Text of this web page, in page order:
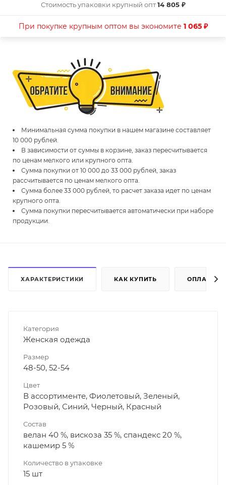
Стоимость упаковки крупный опт14 805 ₽
При покупке крупным оптом вы экономите 1 065 ₽
Минимальная сумма покупки в нашем магазине составляет
10 000 рублей.
В зависимости от суммы в корзине, заказ пересчитывается
по ценам мелкого или крупного опта.
Сумма покупки от 10 000 до 33 000 рублей, заказ
рассчитывается по ценам мелкого опта.
Сумма более 33 000 рублей, то расчет заказа идет по ценам
крупного опта.
Сумма покупки пересчитывается автоматически при наборе
продукции.
ХАРАКТЕРИСТИКИ КАК КУПИТЬ ОПЛАТА
Категория
Женская одежда
Размер
48-50, 52-54
Цвет
В ассортименте, Фиолетовый, Зеленый,
Розовый, Синий, Черный, Красный
Состав
велан 40 %, вискоза 35 %, спандекс 20 %,
кашемир 5 %
Количество в упаковке
15 шт